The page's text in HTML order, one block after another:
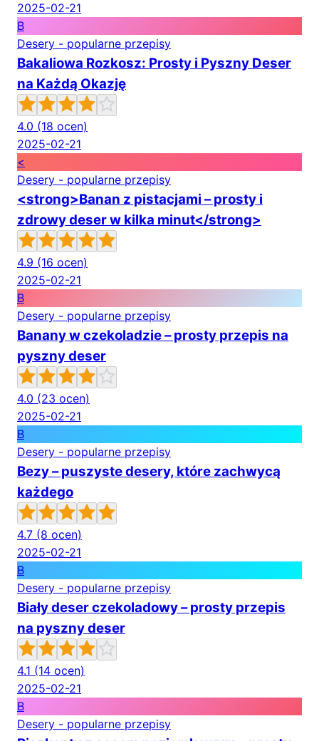
2025-02-21
B
Desery - popularne przepisy
Bakaliowa Rozkosz: Prosty i Pyszny Deser
na Każdą Okazję
4.0 (18 ocen)
2025-02-21
<
Desery - popularne przepisy
<strong>Banan z pistacjami – prosty i
zdrowy deser w kilka minut</strong>
4.9 (16 ocen)
2025-02-21
B
Desery - popularne przepisy
Banany w czekoladzie – prosty przepis na
pyszny deser
4.0 (23 ocen)
2025-02-21
B
Desery - popularne przepisy
Bezy – puszyste desery, które zachwycą
każdego
4.7 (8 ocen)
2025-02-21
B
Desery - popularne przepisy
Biały deser czekoladowy – prosty przepis
na pyszny deser
4.1 (14 ocen)
2025-02-21
B
Desery - popularne przepisy